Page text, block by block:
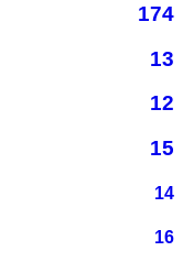
174
13
12
15
14
16